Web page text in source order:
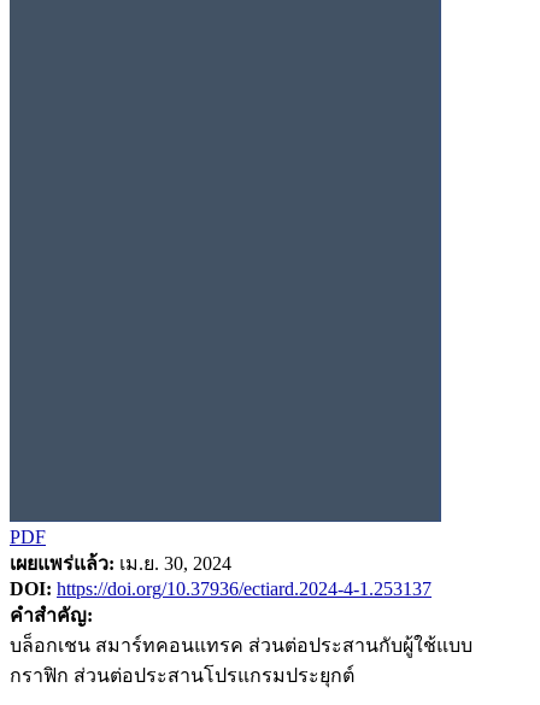
PDF
เผยแพร่แล้ว: เม.ย. 30, 2024
DOI: https://doi.org/10.37936/ectiard.2024-4-1.253137
คำสำคัญ:
บล็อกเชน สมาร์ทคอนแทรค ส่วนต่อประสานกับผู้ใช้แบบ
กราฟิก ส่วนต่อประสานโปรแกรมประยุกต์